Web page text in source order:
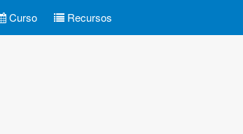
Curso Recursos